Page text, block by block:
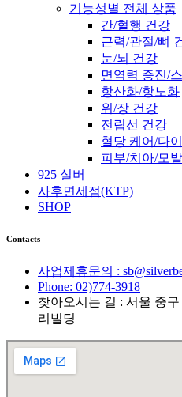
기능성별 전체 상품
간/혈행 건강
근력/관절/뼈
눈/뇌 건강
면역력 증진/
항산화/항노화
위/장 건강
전립선 건강
혈당 케어/다
피부/치아/모발
925 실버
사후면세점(KTP)
SHOP
Contacts
사업제휴문의 :
Phone: 02)774-3918
찾아오시는 길 : 서울 중
리빌딩